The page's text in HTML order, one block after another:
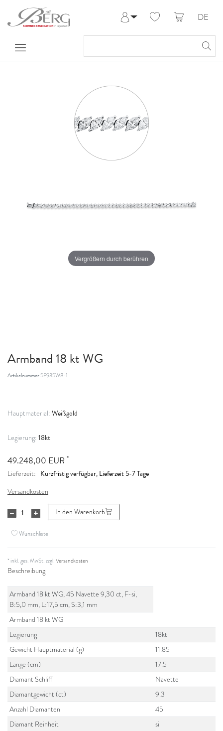
Meine Bestellungen
DE
Vergrößern durch berühren
Armband 18 kt WG
Artikelnummer5F935W8-1
Hauptmaterial: Weißgold
Legierung: 18kt
49.248,00 EUR *
Lieferzeit: Kurzfristig verfügbar, Lieferzeit 5-7 Tage
Versandkosten
In den Warenkorb
Wunschliste
* inkl. ges. MwSt. zzgl.Versandkosten
Beschreibung
Armband 18 kt WG, 45 Navette 9,30 ct, F-si,
B:5,0 mm, L:17,5 cm, S:3,1 mm
Armband 18 kt WG
Legierung
18kt
Gewicht Hauptmaterial (g)
11.85
Länge (cm)
17.5
Diamant Schliff
Navette
Diamantgewicht (ct)
9.3
Anzahl Diamanten
45
Diamant Reinheit
si